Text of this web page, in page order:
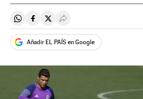
Compartir en Whatsapp
Compartir en Facebook
Compartir en Twitter
Desplegar Redes
Añadir EL PAÍS en Google